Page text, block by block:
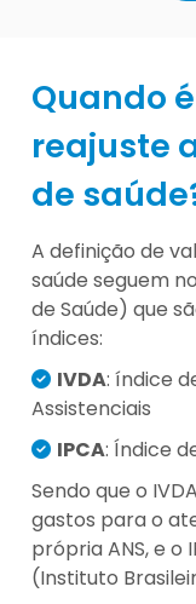
Quando
reajuste
de
A definição de
saúde seguem
de Saúde) que
índices:
IVDA: índice
Assistenciais
IPCA: Índice
Sendo que o
gastos para o
própria ANS, e o
(Instituto